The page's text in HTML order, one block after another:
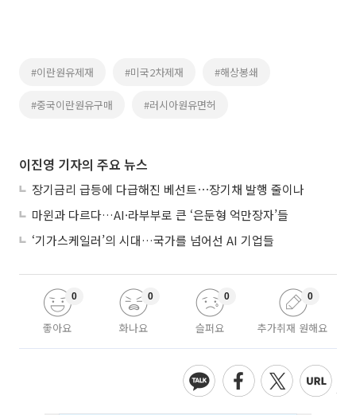
#이란원유제재 #미국2차제재 #해상봉쇄
#중국이란원유구매 #러시아원유면허
이진영 기자의 주요 뉴스
장기금리 급등에 다급해진 베선트⋯장기채 발행 줄이나
마윈과 다르다…AI·라부부로 큰 ‘은둔형 억만장자’들
‘기가스케일러’의 시대…국가를 넘어선 AI 기업들
좋아요
0
화나요
0
슬퍼요
0
추가취재 원해요
0